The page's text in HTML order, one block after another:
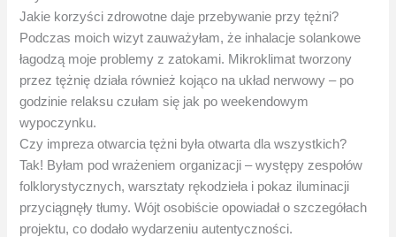
Jakie korzyści zdrowotne daje przebywanie przy tężni?
Podczas moich wizyt zauważyłam, że inhalacje solankowe
łagodzą moje problemy z zatokami. Mikroklimat tworzony
przez tężnię działa również kojąco na układ nerwowy – po
godzinie relaksu czułam się jak po weekendowym
wypoczynku.
Czy impreza otwarcia tężni była otwarta dla wszystkich?
Tak! Byłam pod wrażeniem organizacji – występy zespołów
folklorystycznych, warsztaty rękodzieła i pokaz iluminacji
przyciągnęły tłumy. Wójt osobiście opowiadał o szczegółach
projektu, co dodało wydarzeniu autentyczności.